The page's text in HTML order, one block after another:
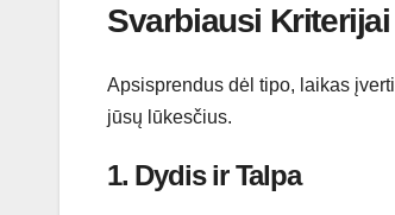
Svarbiausi
Apsisprendus dėl tipo, laikas
jūsų lūkesčius.
1. Dydis ir Talpa